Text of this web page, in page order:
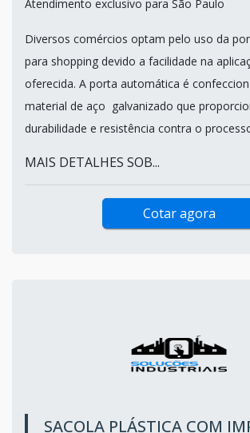
Atendimento exclusivo para São Paulo
Diversos comércios optam pelo uso da
para shopping devido a facilidade na
oferecida. A porta automática é
material de aço galvanizado que
durabilidade e resistência contra o
MAIS DETALHES SOB...
Cotar agora
SACOLA PLÁSTICA COM